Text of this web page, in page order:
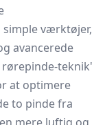
simple værktøjer,
avancerede
rørepinde-teknik'
at optimere
to pinde fra